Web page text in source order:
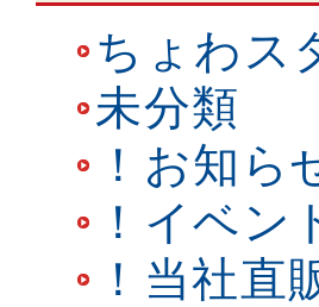
ちょわス
未分類
！お知ら
！イベン
！当社直